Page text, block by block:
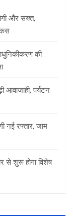
और सख्त,
की
आवाजाही, पर्यटन
नई रफ्तार, जाम
से शुरू होगा विशेष